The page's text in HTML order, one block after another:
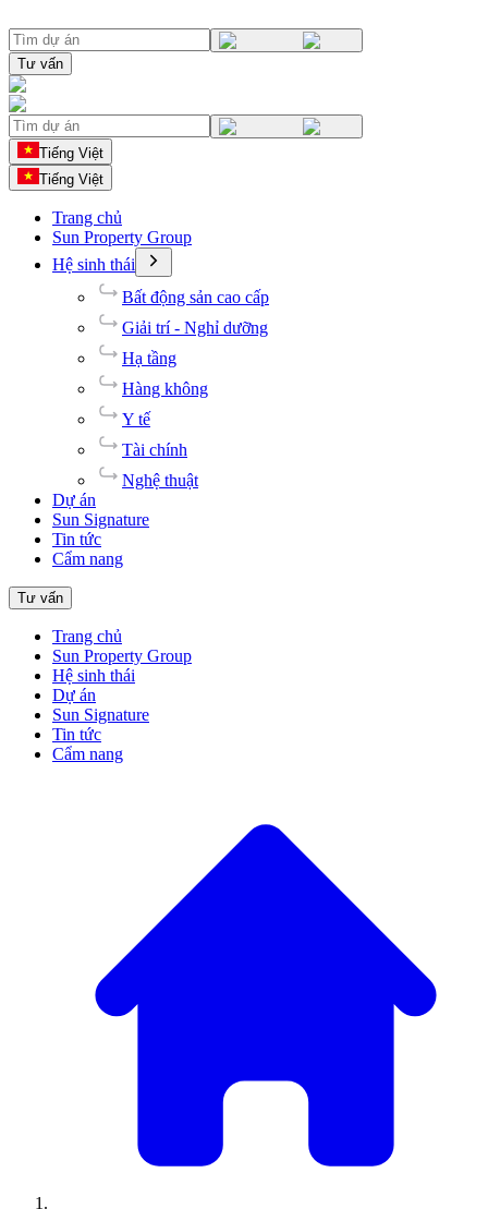
Tư vấn
Tiếng Việt
Tiếng Việt
Trang chủ
Sun Property Group
Hệ sinh thái
Bất động sản cao cấp
Giải trí - Nghỉ dưỡng
Hạ tầng
Hàng không
Y tế
Tài chính
Nghệ thuật
Dự án
Sun Signature
Tin tức
Cẩm nang
Tư vấn
Trang chủ
Sun Property Group
Hệ sinh thái
Dự án
Sun Signature
Tin tức
Cẩm nang